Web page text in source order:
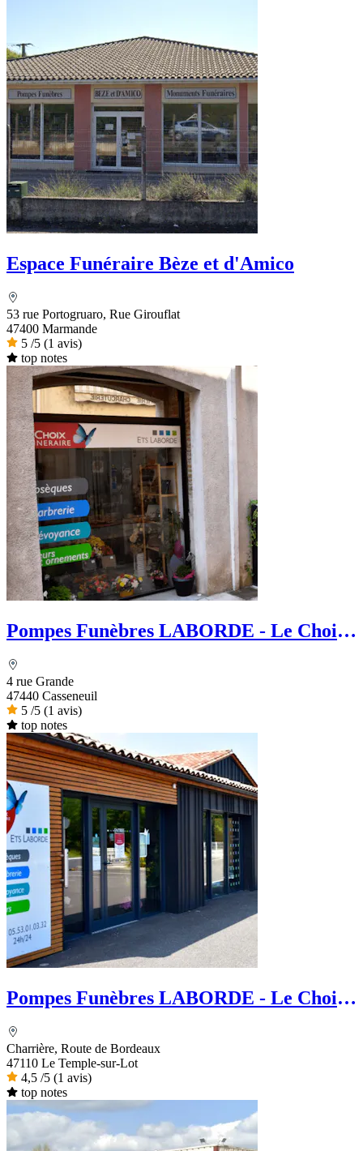
Espace Funéraire Bèze et d'Amico
53 rue Portogruaro, Rue Girouflat
47400 Marmande
5 /5 (1 avis)
top notes
Pompes Funèbres LABORDE - Le Choix
4 rue Grande
47440 Casseneuil
5 /5 (1 avis)
top notes
Pompes Funèbres LABORDE - Le Choix
Charrière, Route de Bordeaux
47110 Le Temple-sur-Lot
4,5 /5 (1 avis)
top notes